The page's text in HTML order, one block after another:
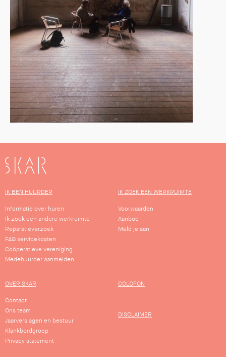
SKAR
IK BEN HUURDER
Informatie over huren
Ik zoek een andere werkruimte
Reparatieverzoek
FAQ servicekosten
Coöperatieve vereniging
Medehuurder aanmelden
IK ZOEK EEN WERKRUIMTE
Voorwaarden
Aanbod
Meld je aan
OVER SKAR
Contact
Ons team
Jaarverslagen en bestuur
Klankbordgroep
Privacy statement
COLOFON
DISCLAIMER